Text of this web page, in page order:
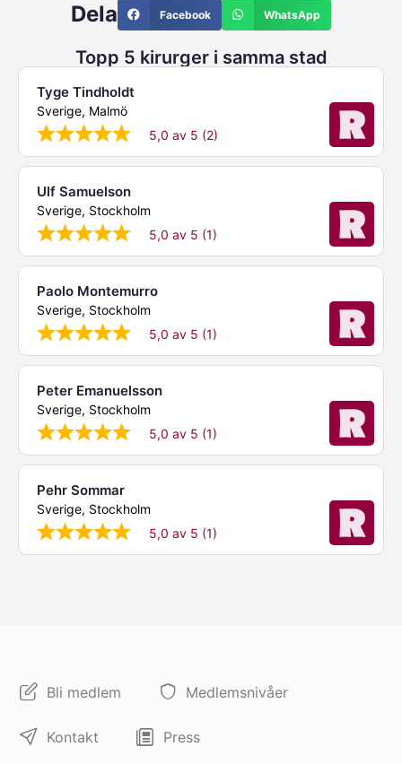
Facebook WhatsApp
Dela
Topp 5 kirurger i samma stad
Tyge Tindholdt
Sverige, Malmö
5,0 av 5 (2)
Ulf Samuelson
Sverige, Stockholm
5,0 av 5 (1)
Paolo Montemurro
Sverige, Stockholm
5,0 av 5 (1)
Peter Emanuelsson
Sverige, Stockholm
5,0 av 5 (1)
Pehr Sommar
Sverige, Stockholm
5,0 av 5 (1)
Bli medlem Medlemsnivåer
Kontakt Press